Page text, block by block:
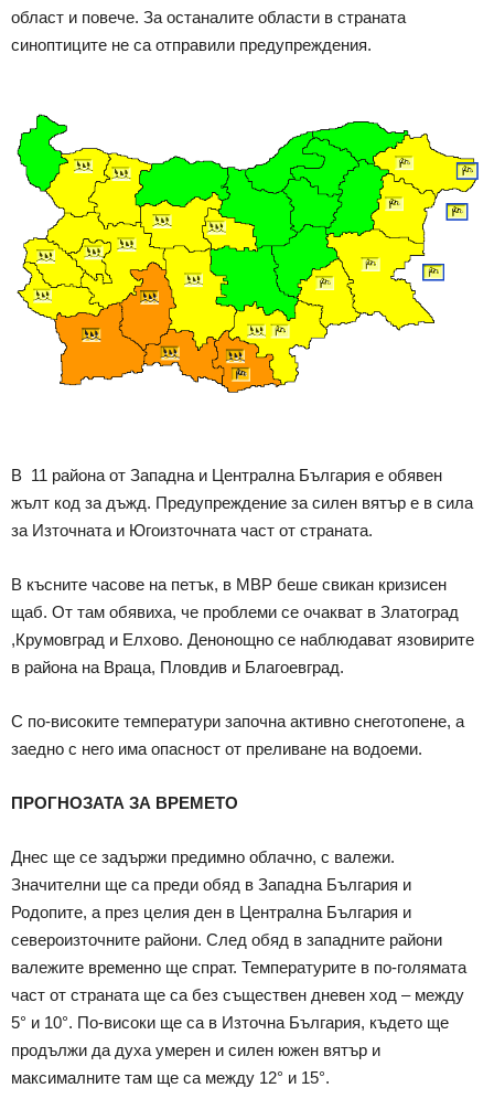
област и повече. За останалите области в страната
синоптиците не са отправили предупреждения.
В 11 района от Западна и Централна България е обявен
жълт код за дъжд. Предупреждение за силен вятър е в сила
за Източната и Югоизточната част от страната.
В късните часове на петък, в МВР беше свикан кризисен
щаб. От там обявиха, че проблеми се очакват в Златоград
,Крумовград и Елхово. Денонощно се наблюдават язовирите
в района на Враца, Пловдив и Благоевград.
С по-високите температури започна активно снеготопене, а
заедно с него има опасност от преливане на водоеми.
ПРОГНОЗАТА ЗА ВРЕМЕТО
Днес ще се задържи предимно облачно, с валежи.
Значителни ще са преди обяд в Западна България и
Родопите, а през целия ден в Централна България и
североизточните райони. След обяд в западните райони
валежите временно ще спрат. Температурите в по-голямата
част от страната ще са без съществен дневен ход – между
5° и 10°. По-високи ще са в Източна България, където ще
продължи да духа умерен и силен южен вятър и
максималните там ще са между 12° и 15°.